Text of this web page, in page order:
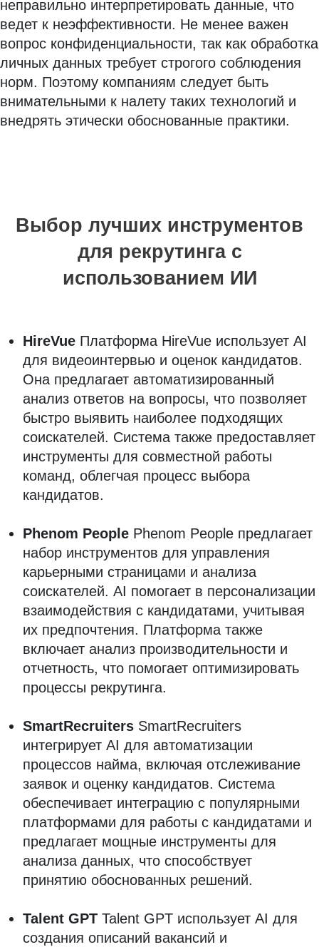
неправильно интерпретировать данные, что
ведет к неэффективности. Не менее важен
вопрос конфиденциальности, так как обработка
личных данных требует строгого соблюдения
норм. Поэтому компаниям следует быть
внимательными к налету таких технологий и
внедрять этически обоснованные практики.
Выбор лучших инструментов
для рекрутинга с
использованием ИИ
HireVue Платформа HireVue использует AI
для видеоинтервью и оценок кандидатов.
Она предлагает автоматизированный
анализ ответов на вопросы, что позволяет
быстро выявить наиболее подходящих
соискателей. Система также предоставляет
инструменты для совместной работы
команд, облегчая процесс выбора
кандидатов.
Phenom People Phenom People предлагает
набор инструментов для управления
карьерными страницами и анализа
соискателей. AI помогает в персонализации
взаимодействия с кандидатами, учитывая
их предпочтения. Платформа также
включает анализ производительности и
отчетность, что помогает оптимизировать
процессы рекрутинга.
SmartRecruiters SmartRecruiters
интегрирует AI для автоматизации
процессов найма, включая отслеживание
заявок и оценку кандидатов. Система
обеспечивает интеграцию с популярными
платформами для работы с кандидатами и
предлагает мощные инструменты для
анализа данных, что способствует
принятию обоснованных решений.
Talent GPT Talent GPT использует AI для
создания описаний вакансий и